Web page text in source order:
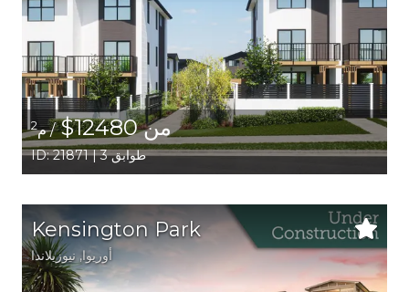
من 12480$ / م2
ID: 21871 | 3 طوابق
Kensington Park
أوريوا, نيوزيلاندا